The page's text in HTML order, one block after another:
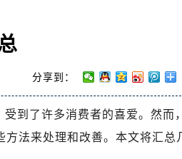
室（需提前预约）
提前预约）
）17层1706室（需提前预约）
前预约）
（需提前预约）
分享到：
到了许多消费者的喜爱。然而
方法来处理和改善。本文将汇总